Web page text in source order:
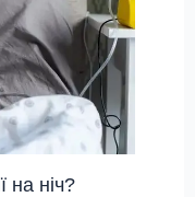
на ніч?